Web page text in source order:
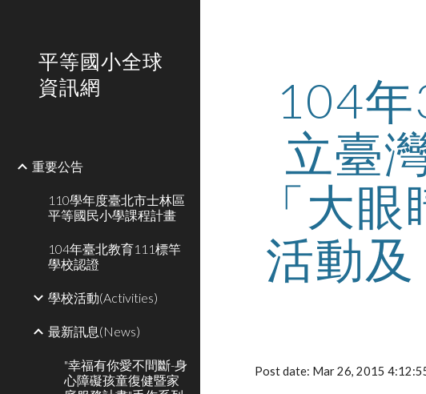
平等國小全球
資訊網
重要公告
110學年度臺北市士林區
平等國民小學課程計畫
104年臺北教育111標竿
學校認證
學校活動(Activities)
最新訊息(News)
"幸福有你愛不間斷-身
心障礙孩童復健暨家
104
立臺
「大
活動及
Post date: Mar 26, 2015